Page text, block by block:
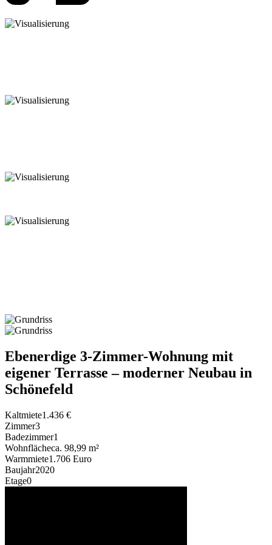
Ebenerdige 3-Zimmer-Wohnung mit
eigener Terrasse – moderner Neubau in
Schönefeld
Kaltmiete1.436 €
Zimmer3
Badezimmer1
Wohnflächeca. 98,99 m²
Warmmiete1.706 Euro
Baujahr2020
Etage0